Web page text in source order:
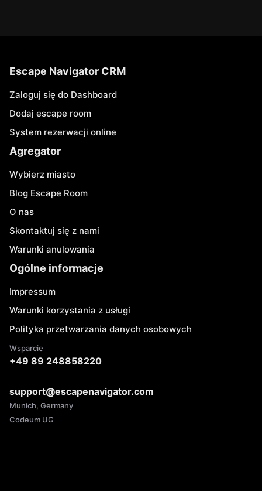
Escape Navigator CRM
Zaloguj się do Dashboard
Dodaj escape room
System rezerwacji online
Agregator
Wybierz miasto
Blog Escape Room
O nas
Skontaktuj się z nami
Warunki anulowania
Ogólne informacje
Impressum
Warunki korzystania z usługi
Polityka przetwarzania danych osobowych
Wsparcie
+49 89 248858220
support@escapenavigator.com
Munich, Germany
Codeum UG